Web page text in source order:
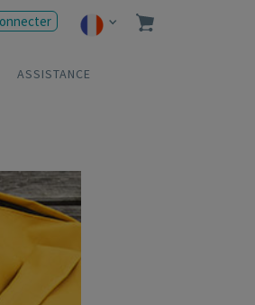
ASSISTANCE